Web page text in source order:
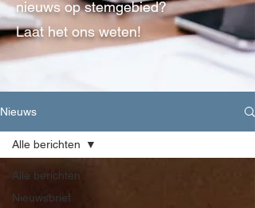
nieuws op stemgebied?
Laat het ons weten!
Nieuws
Alle berichten
Nieuwsbrief
Alle berichten